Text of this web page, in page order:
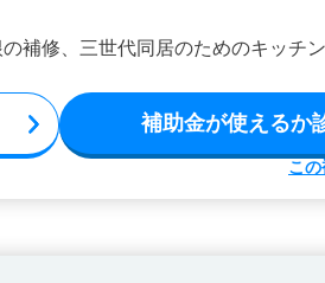
補修、三世代同居のためのキッチ
補助金が使えるか
こ